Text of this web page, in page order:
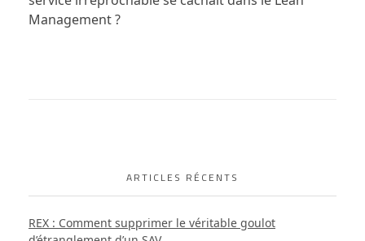
Management ?
ARTICLES RÉCENTS
REX : Comment supprimer le véritable goulot